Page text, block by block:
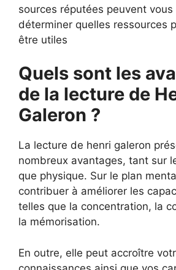
sources réputées peuvent vous
déterminer quelles ressources
être utiles
Quels sont les
de la lecture de
Galeron ?
La lecture de henri galeron
nombreux avantages, tant sur
que physique. Sur le plan
contribuer à améliorer les
telles que la concentration, la
la mémorisation.
En outre, elle peut accroître